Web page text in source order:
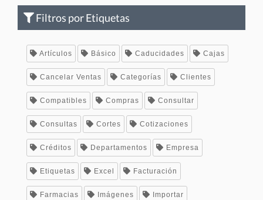
Filtros por Etiquetas
Artículos Básico Caducidades Cajas
Cancelar Ventas Categorías Clientes
Compatibles Compras Consultar
Consultas Cortes Cotizaciones
Créditos Departamentos Empresa
Etiquetas Excel Facturación
Farmacias Imágenes Importar